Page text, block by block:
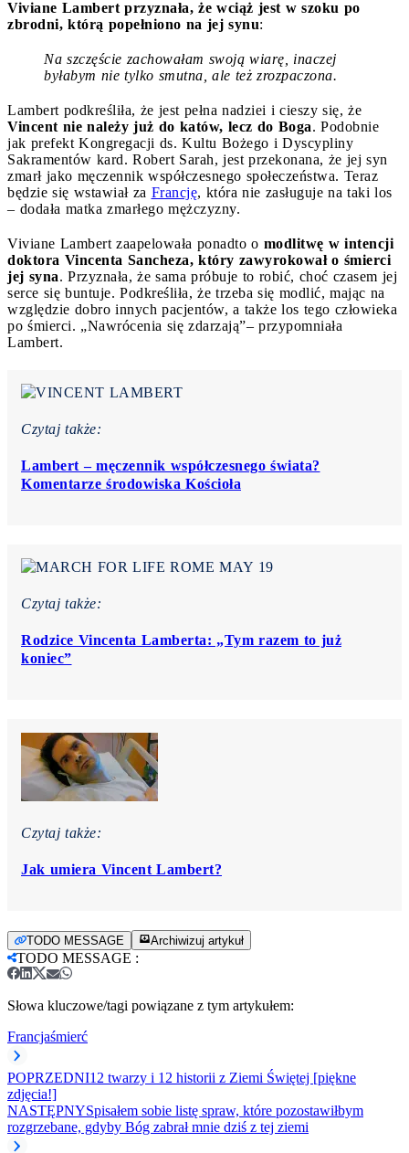
Viviane Lambert przyznała, że wciąż jest w szoku po
zbrodni, którą popełniono na jej synu:
Na szczęście zachowałam swoją wiarę, inaczej
byłabym nie tylko smutna, ale też zrozpaczona.
Lambert podkreśliła, że jest pełna nadziei i cieszy się, że
Vincent nie należy już do katów, lecz do Boga. Podobnie
jak prefekt Kongregacji ds. Kultu Bożego i Dyscypliny
Sakramentów kard. Robert Sarah, jest przekonana, że jej syn
zmarł jako męczennik współczesnego społeczeństwa. Teraz
będzie się wstawiał za Francję, która nie zasługuje na taki los
– dodała matka zmarłego mężczyzny.
Viviane Lambert zaapelowała ponadto o modlitwę w intencji
doktora Vincenta Sancheza, który zawyrokował o śmierci
jej syna. Przyznała, że sama próbuje to robić, choć czasem jej
serce się buntuje. Podkreśliła, że trzeba się modlić, mając na
względzie dobro innych pacjentów, a także los tego człowieka
po śmierci. „Nawrócenia się zdarzają”– przypomniała
Lambert.
Czytaj także:
Lambert – męczennik współczesnego świata?
Komentarze środowiska Kościoła
Czytaj także:
Rodzice Vincenta Lamberta: „Tym razem to już
koniec”
Czytaj także:
Jak umiera Vincent Lambert?
TODO MESSAGE Archiwizuj artykuł
TODO MESSAGE :
Słowa kluczowe/tagi powiązane z tym artykułem:
Francjaśmierć
POPRZEDNI12 twarzy i 12 historii z Ziemi Świętej [piękne
zdjęcia!]
NASTĘPNYSpisałem sobie listę spraw, które pozostawiłbym
rozgrzebane, gdyby Bóg zabrał mnie dziś z tej ziemi